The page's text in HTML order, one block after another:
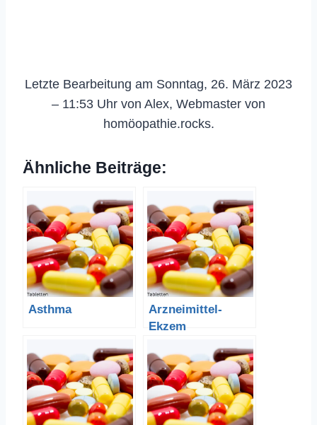
Letzte Bearbeitung am Sonntag, 26. März 2023
– 11:53 Uhr von Alex, Webmaster von
homöopathie.rocks.
Ähnliche Beiträge:
Asthma
Arzneimittel-
Ekzem